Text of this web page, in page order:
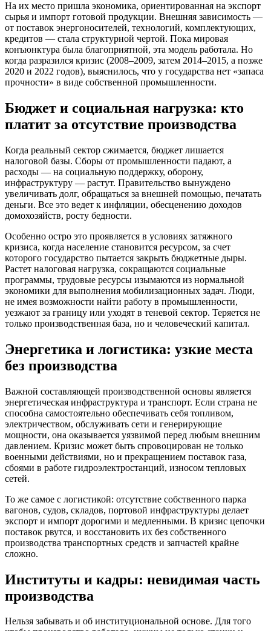
На их место пришла экономика, ориентированная на экспорт
сырья и импорт готовой продукции. Внешняя зависимость —
от поставок энергоносителей, технологий, комплектующих,
кредитов — стала структурной чертой. Пока мировая
конъюнктура была благоприятной, эта модель работала. Но
когда разразился кризис (2008–2009, затем 2014–2015, а позже
2020 и 2022 годов), выяснилось, что у государства нет «запаса
прочности» в виде собственной промышленности.
Бюджет и социальная нагрузка: кто
платит за отсутствие производства
Когда реальный сектор сжимается, бюджет лишается
налоговой базы. Сборы от промышленности падают, а
расходы — на социальную поддержку, оборону,
инфраструктуру — растут. Правительство вынуждено
увеличивать долг, обращаться за внешней помощью, печатать
деньги. Все это ведет к инфляции, обесценению доходов
домохозяйств, росту бедности.
Особенно остро это проявляется в условиях затяжного
кризиса, когда население становится ресурсом, за счет
которого государство пытается закрыть бюджетные дыры.
Растет налоговая нагрузка, сокращаются социальные
программы, трудовые ресурсы изымаются из нормальной
экономики для выполнения мобилизационных задач. Люди,
не имея возможности найти работу в промышленности,
уезжают за границу или уходят в теневой сектор. Теряется не
только производственная база, но и человеческий капитал.
Энергетика и логистика: узкие места
без производства
Важной составляющей производственной основы является
энергетическая инфраструктура и транспорт. Если страна не
способна самостоятельно обеспечивать себя топливом,
электричеством, обслуживать сети и генерирующие
мощности, она оказывается уязвимой перед любым внешним
давлением. Кризис может быть спровоцирован не только
военными действиями, но и прекращением поставок газа,
сбоями в работе гидроэлектростанций, износом тепловых
сетей.
То же самое с логистикой: отсутствие собственного парка
вагонов, судов, складов, портовой инфраструктуры делает
экспорт и импорт дорогими и медленными. В кризис цепочки
поставок рвутся, и восстановить их без собственного
производства транспортных средств и запчастей крайне
сложно.
Институты и кадры: невидимая часть
производства
Нельзя забывать и об институциональной основе. Для того